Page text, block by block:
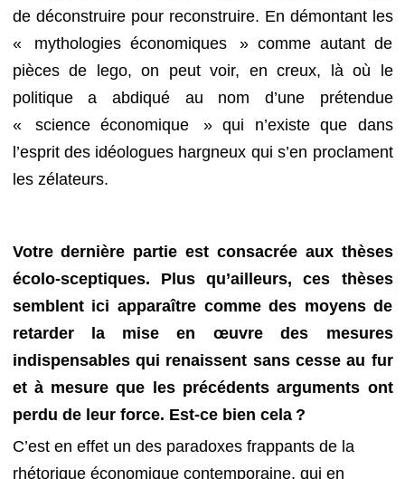
de déconstruire pour reconstruire. En démontant les
« mythologies économiques » comme autant de
pièces de lego, on peut voir, en creux, là où le
politique a abdiqué au nom d’une prétendue
« science économique » qui n’existe que dans
l’esprit des idéologues hargneux qui s’en proclament
les zélateurs.
Votre dernière partie est consacrée aux thèses
écolo-sceptiques. Plus qu’ailleurs, ces thèses
semblent ici apparaître comme des moyens de
retarder la mise en œuvre des mesures
indispensables qui renaissent sans cesse au fur
et à mesure que les précédents arguments ont
perdu de leur force. Est-ce bien cela ?
C’est en effet un des paradoxes frappants de la
rhétorique économique contemporaine, qui en